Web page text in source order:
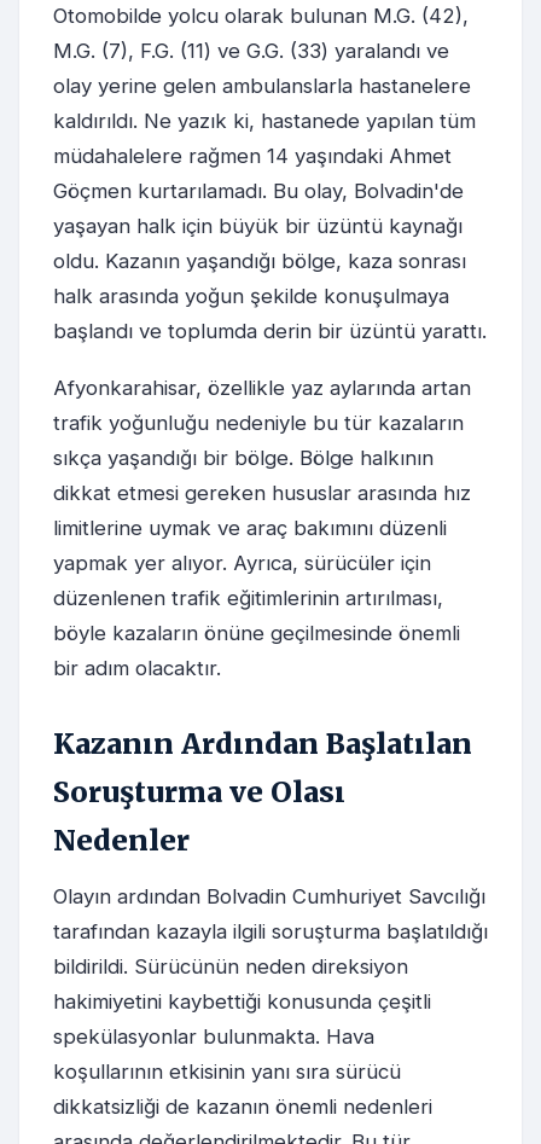
Otomobilde yolcu olarak bulunan M.G. (42),
M.G. (7), F.G. (11) ve G.G. (33) yaralandı ve
olay yerine gelen ambulanslarla hastanelere
kaldırıldı. Ne yazık ki, hastanede yapılan tüm
müdahalelere rağmen 14 yaşındaki Ahmet
Göçmen kurtarılamadı. Bu olay, Bolvadin'de
yaşayan halk için büyük bir üzüntü kaynağı
oldu. Kazanın yaşandığı bölge, kaza sonrası
halk arasında yoğun şekilde konuşulmaya
başlandı ve toplumda derin bir üzüntü yarattı.
Afyonkarahisar, özellikle yaz aylarında artan
trafik yoğunluğu nedeniyle bu tür kazaların
sıkça yaşandığı bir bölge. Bölge halkının
dikkat etmesi gereken hususlar arasında hız
limitlerine uymak ve araç bakımını düzenli
yapmak yer alıyor. Ayrıca, sürücüler için
düzenlenen trafik eğitimlerinin artırılması,
böyle kazaların önüne geçilmesinde önemli
bir adım olacaktır.
Kazanın Ardından Başlatılan
Soruşturma ve Olası
Nedenler
Olayın ardından Bolvadin Cumhuriyet Savcılığı
tarafından kazayla ilgili soruşturma başlatıldığı
bildirildi. Sürücünün neden direksiyon
hakimiyetini kaybettiği konusunda çeşitli
spekülasyonlar bulunmakta. Hava
koşullarının etkisinin yanı sıra sürücü
dikkatsizliği de kazanın önemli nedenleri